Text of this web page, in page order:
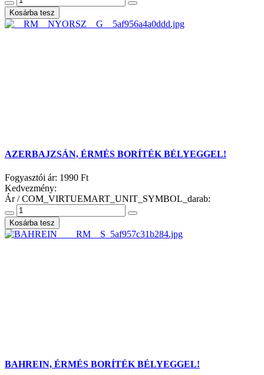
AZERBAJZSÁN, ÉRMÉS BORÍTÉK BÉLYEGGEL!
Fogyasztói ár: 1990 Ft
Kedvezmény:
Ár / COM_VIRTUEMART_UNIT_SYMBOL_darab:
BAHREIN, ÉRMÉS BORÍTÉK BÉLYEGGEL!